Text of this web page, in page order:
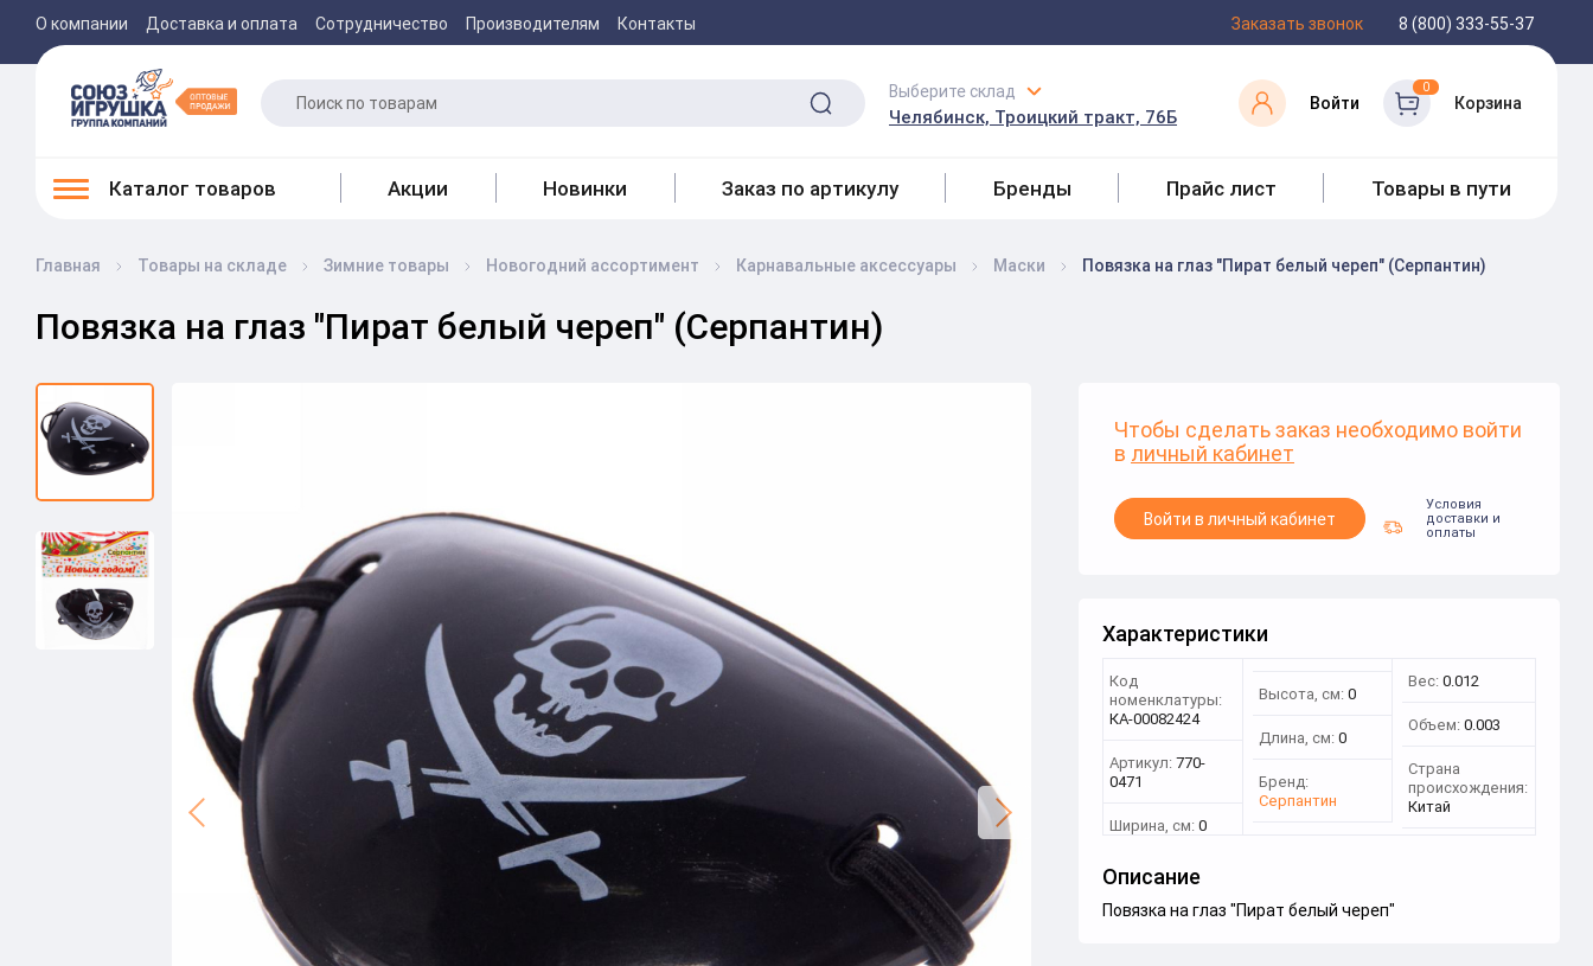
О компании Доставка и оплата Сотрудничество Производителям Контакты Заказать звонок 8 (800) 333-55-37
Выберите склад
Челябинск, Троицкий тракт, 76Б
Войти
0
Корзина
Каталог товаров Акции Новинки Заказ по артикулу Бренды Прайс лист Товары в пути
Главная Товары на складе Зимние товары Новогодний ассортимент Карнавальные аксессуары Маски Повязка на глаз "Пират белый череп" (Серпантин)
Повязка на глаз "Пират белый череп" (Серпантин)
Чтобы сделать заказ необходимо войти
в личный кабинет
Войти в личный кабинет
Условия
доставки и
оплаты
Характеристики
Код
номенклатуры:
КА-00082424
Артикул: 770-
0471
Ширина, см: 0
Высота, см: 0
Длина, см: 0
Бренд:
Серпантин
Вес: 0.012
Объем: 0.003
Страна
происхождения:
Китай
Описание
Повязка на глаз "Пират белый череп"